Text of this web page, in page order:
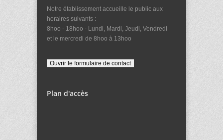
Notre établissement accueille le public aux
horaires suivants :
8hoo - 18hoo - Lundi, Mardi, Jeudi, Vendredi
et le mercredi de 8hoo à 13hoo
Plan d'accès